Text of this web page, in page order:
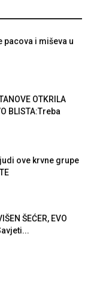
pacova i miševa u
OTKRILA
BLISTA:Treba
ove krvne grupe
ŠEĆER, EVO